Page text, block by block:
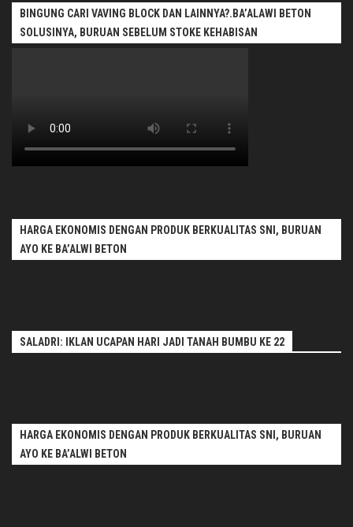
BINGUNG CARI VAVING BLOCK DAN LAINNYA?.BA’ALAWI BETON
SOLUSINYA, BURUAN SEBELUM STOKE KEHABISAN
HARGA EKONOMIS DENGAN PRODUK BERKUALITAS SNI, BURUAN
AYO KE BA’ALWI BETON
SALADRI: IKLAN UCAPAN HARI JADI TANAH BUMBU KE 22
HARGA EKONOMIS DENGAN PRODUK BERKUALITAS SNI, BURUAN
AYO KE BA’ALWI BETON